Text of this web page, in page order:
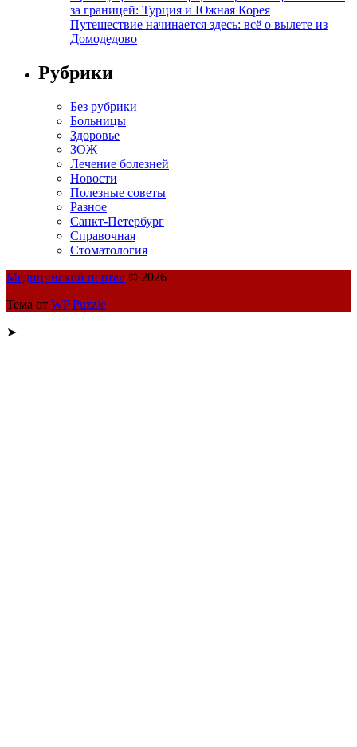
за границей: Турция и Южная Корея
Путешествие начинается здесь: всё о вылете из
Домодедово
Рубрики
Без рубрики
Больницы
Здоровье
ЗОЖ
Лечение болезней
Новости
Полезные советы
Разное
Санкт-Петербург
Справочная
Стоматология
Медицинский портал © 2026
Тема от WP Puzzle
➤